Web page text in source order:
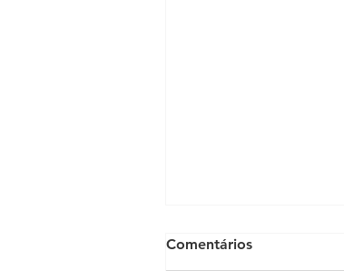
Comentários